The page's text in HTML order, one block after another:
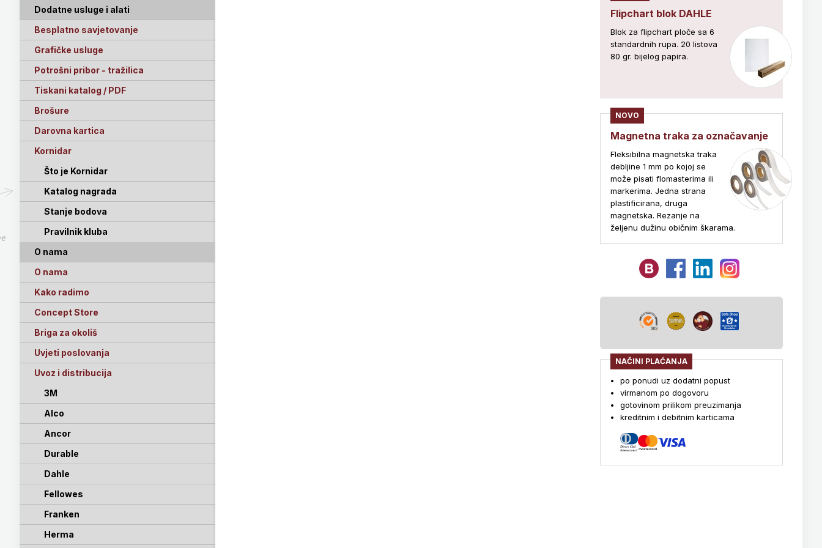
Dodatne usluge i alati
Besplatno savjetovanje
Grafičke usluge
Potrošni pribor - tražilica
Tiskani katalog / PDF
Brošure
Darovna kartica
Kornidar
Što je Kornidar
Katalog nagrada
Stanje bodova
Pravilnik kluba
O nama
O nama
Kako radimo
Concept Store
Briga za okoliš
Uvjeti poslovanja
Uvoz i distribucija
3M
Alco
Ancor
Durable
Dahle
Fellowes
Franken
Herma
Flipchart blok DAHLE
Blok za flipchart ploče sa 6
standardnih rupa. 20 listova
80 gr. bijelog papira.
NOVO
Magnetna traka za označavanje
Fleksibilna magnetska traka
debljine 1 mm po kojoj se
može pisati flomasterima ili
markerima. Jedna strana
plastificirana, druga
magnetska. Rezanje na
željenu dužinu običnim škarama.
NAČINI PLAĆANJA
po ponudi uz dodatni popust
virmanom po dogovoru
gotovinom prilikom preuzimanja
kreditnim i debitnim karticama